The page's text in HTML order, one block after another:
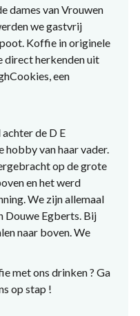
dames van Vrouwen
we gastvrij
Koffie in originele
direct herkenden uit
een
de D E
van haar vader.
op de grote
en het werd
We zijn allemaal
Douwe Egberts. Bij
naar boven. We
met ons drinken ? Ga
op stap !